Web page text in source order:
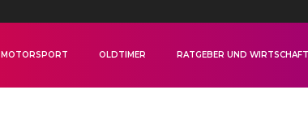
MOTORSPORT OLDTIMER RATGEBER UND WIRTSCHAFT